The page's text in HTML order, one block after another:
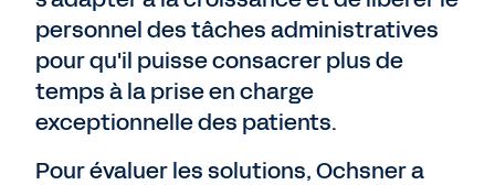
personnel des tâches administratives
pour qu'il puisse consacrer plus de
temps à la prise en charge
exceptionnelle des patients.
Pour évaluer les solutions, Ochsner a